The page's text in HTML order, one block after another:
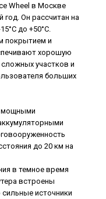
Wheel Premium
Wheel в Москве
Он рассчитан на
до +50°С.
покрытием и
хорошую
участков и
больших
мощными
до 20 км на
в темное время
встроены
источники